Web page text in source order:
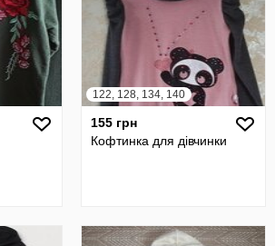
122, 128, 134, 140
155 грн
Кофтинка для дівчинки